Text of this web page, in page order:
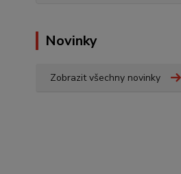
Novinky
Zobrazit všechny novinky